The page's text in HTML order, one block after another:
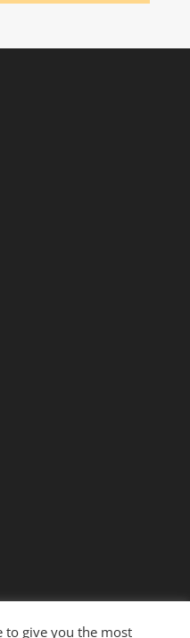
to give you the most